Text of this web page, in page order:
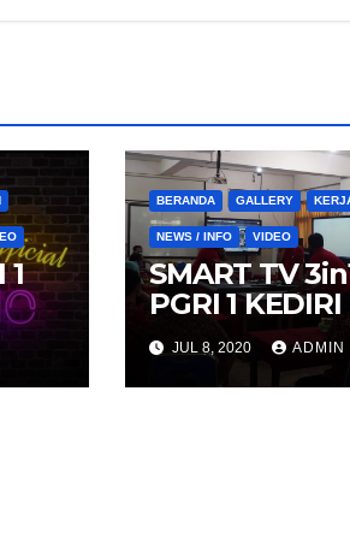
1
BERANDA GALLERY
NEWS / INFO VIDEO
SMART TV
PGRI 1 KEDIRI
JUL 8, 2020 ADMIN